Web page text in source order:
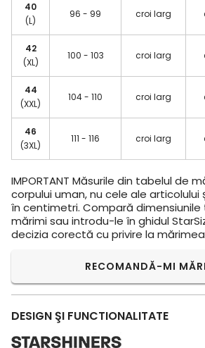
40
(L)
96 - 99 croi larg
42
(XL)
100 - 103 croi larg
44
(XXL)
104 - 110 croi larg
46
(3XL)
111 - 116 croi larg
IMPORTANT Măsurile din tabelul de
corpului uman, nu cele ale articolului
în centimetri. Compară
mărimi sau introdu-le în ghidul
decizia corectă cu privire la
RECOMANDĂ-MI
DESIGN ŞI FUNCTIONALITATE